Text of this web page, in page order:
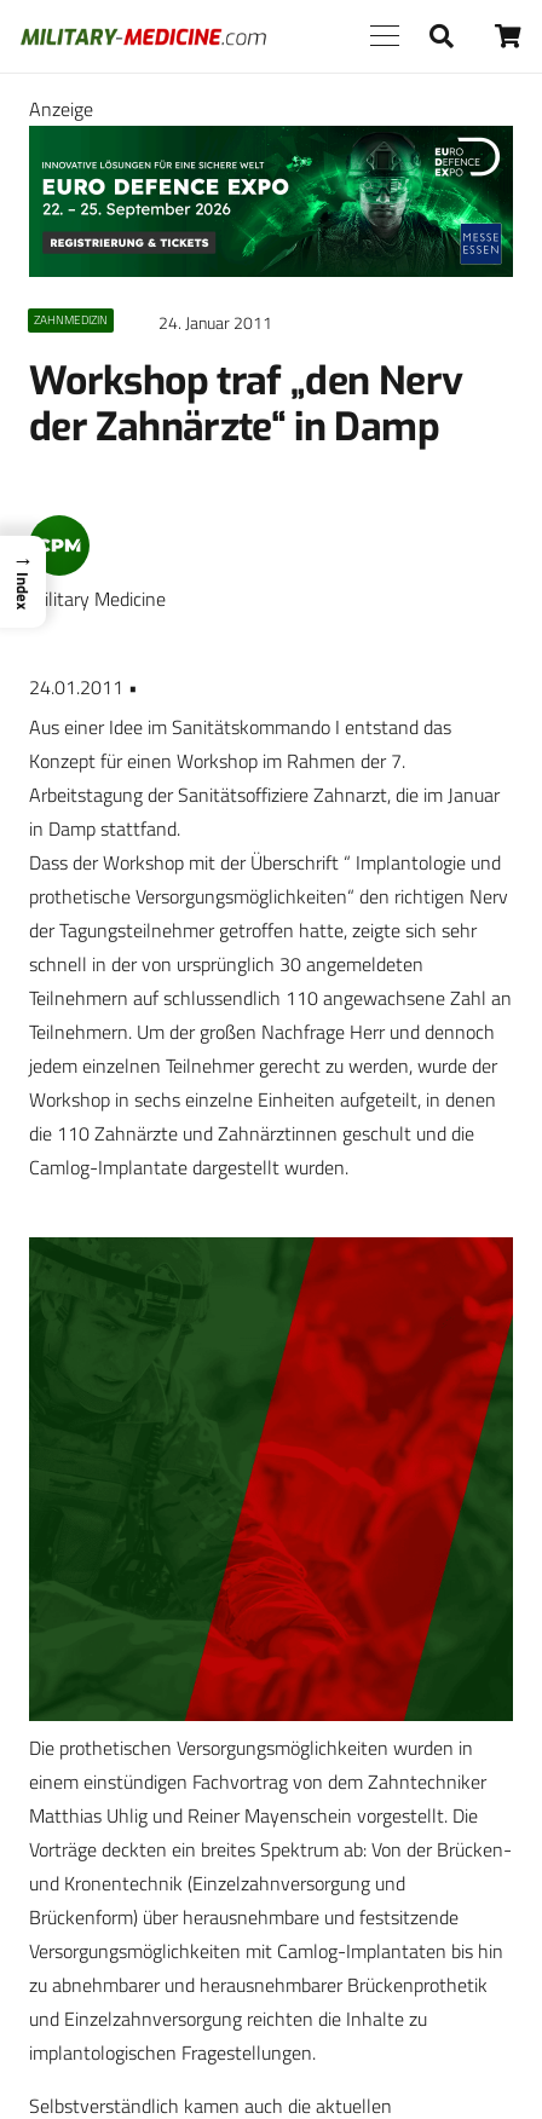
Anzeige
ZAHNMEDIZIN 24. Januar 2011
Workshop traf „den Nerv
der Zahnärzte“ in Damp
Military Medicine
24.01.2011 •
Aus einer Idee im Sanitätskommando I entstand das
Konzept für einen Workshop im Rahmen der 7.
Arbeitstagung der Sanitätsoffiziere Zahnarzt, die im Januar
in Damp stattfand.
Dass der Workshop mit der Überschrift “ Implantologie und
prothetische Versorgungsmöglichkeiten“ den richtigen Nerv
der Tagungsteilnehmer getroffen hatte, zeigte sich sehr
schnell in der von ursprünglich 30 angemeldeten
Teilnehmern auf schlussendlich 110 angewachsene Zahl an
Teilnehmern. Um der großen Nachfrage Herr und dennoch
jedem einzelnen Teilnehmer gerecht zu werden, wurde der
Workshop in sechs einzelne Einheiten aufgeteilt, in denen
die 110 Zahnärzte und Zahnärztinnen geschult und die
Camlog-Implantate dargestellt wurden.
Die prothetischen Versorgungsmöglichkeiten wurden in
einem einstündigen Fachvortrag von dem Zahntechniker
Matthias Uhlig und Reiner Mayenschein vorgestellt. Die
Vorträge deckten ein breites Spektrum ab: Von der Brücken-
und Kronentechnik (Einzelzahnversorgung und
Brückenform) über herausnehmbare und festsitzende
Versorgungsmöglichkeiten mit Camlog-Implantaten bis hin
zu abnehmbarer und herausnehmbarer Brückenprothetik
und Einzelzahnversorgung reichten die Inhalte zu
implantologischen Fragestellungen.
Selbstverständlich kamen auch die aktuellen
→
Index